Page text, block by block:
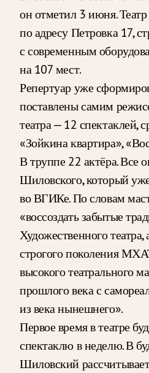
он отметил 3 июня.
по адресу Петровка 17,
с современным
на 107 мест.
Репертуар уже
поставлены самим
театра — 12 спектаклей,
«Зойкина квартира»,
В труппе 22 актёра. Все
Шиловского, который
во ВГИКе. По словам
«воссоздать забытые
Художественного театра,
строгого поколения
высокого театрального
прошлого века с
из века нынешнего».
Первое время в театре
спектаклю в неделю. В
Шиловский